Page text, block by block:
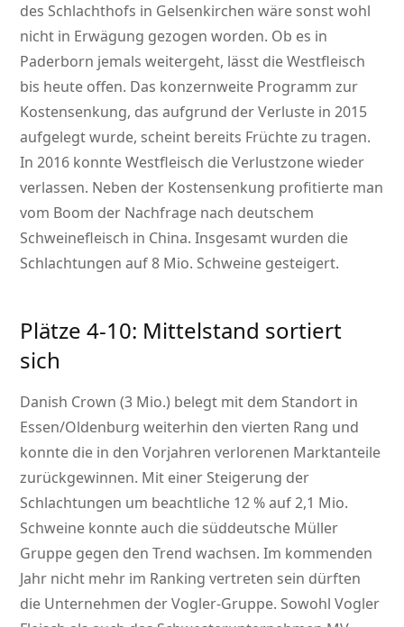
des Schlachthofs in Gelsenkirchen wäre sonst wohl
nicht in Erwägung gezogen worden. Ob es in
Paderborn jemals weitergeht, lässt die Westfleisch
bis heute offen. Das konzernweite Programm zur
Kostensenkung, das aufgrund der Verluste in 2015
aufgelegt wurde, scheint bereits Früchte zu tragen.
In 2016 konnte Westfleisch die Verlustzone wieder
verlassen. Neben der Kostensenkung profitierte man
vom Boom der Nachfrage nach deutschem
Schweinefleisch in China. Insgesamt wurden die
Schlachtungen auf 8 Mio. Schweine gesteigert.
Plätze 4-10: Mittelstand sortiert
sich
Danish Crown (3 Mio.) belegt mit dem Standort in
Essen/Oldenburg weiterhin den vierten Rang und
konnte die in den Vorjahren verlorenen Marktanteile
zurückgewinnen. Mit einer Steigerung der
Schlachtungen um beachtliche 12 % auf 2,1 Mio.
Schweine konnte auch die süddeutsche Müller
Gruppe gegen den Trend wachsen. Im kommenden
Jahr nicht mehr im Ranking vertreten sein dürften
die Unternehmen der Vogler-Gruppe. Sowohl Vogler